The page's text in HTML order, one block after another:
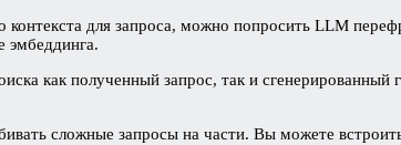
контекста для запроса, можно попросить LLM
эмбеддинга.
как полученный запрос, так и
сложные запросы на части. Вы можете